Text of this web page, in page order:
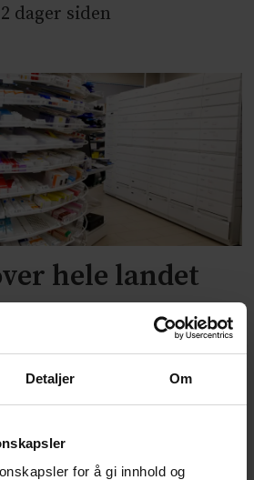
Detaljer Om
for å gi innhold og
2 dager siden
hele landet